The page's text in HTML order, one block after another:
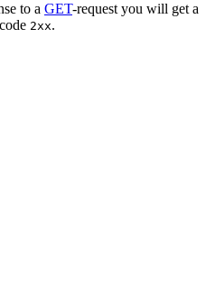
to a GET-request you will get a
2xx.